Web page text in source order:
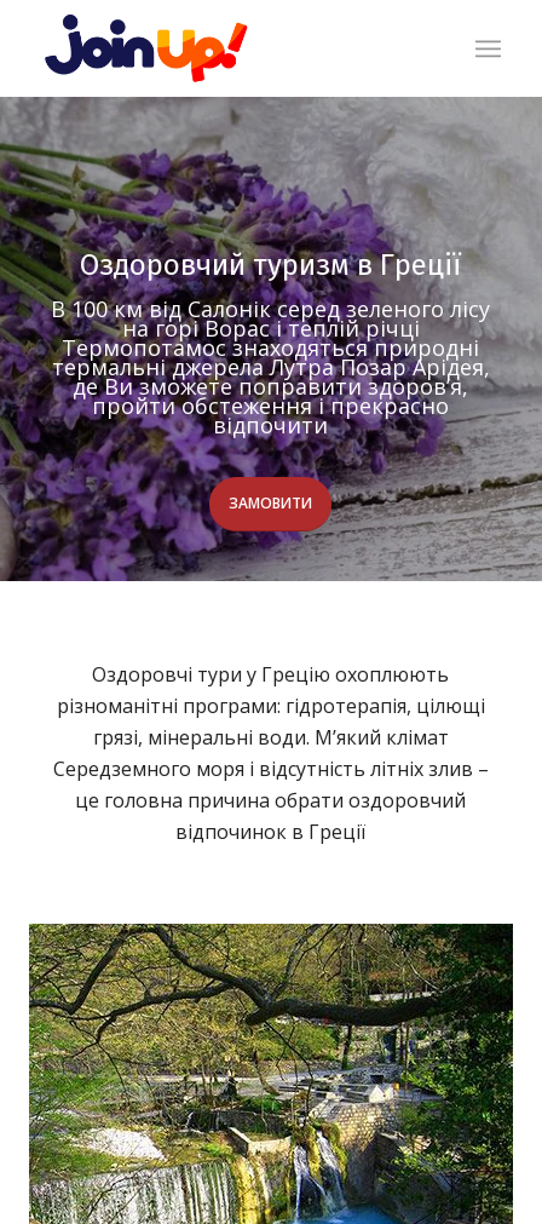
Оздоровчий туризм в Греції
В 100 км від Салонік серед зеленого лісу
на горі Ворас і теплій річці
Термопотамос знаходяться природні
термальні джерела Лутра Позар Арідея,
де Ви зможете поправити здоров’я,
пройти обстеження і прекрасно
відпочити
ЗАМОВИТИ
Оздоровчі тури у Грецію охоплюють
різноманітні програми: гідротерапія, цілющі
грязі, мінеральні води. М’який клімат
Середземного моря і відсутність літніх злив –
це головна причина обрати оздоровчий
відпочинок в Греції